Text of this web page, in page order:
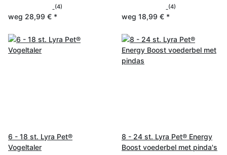
(4)
weg 28,99 € *
(4)
weg 18,99 € *
6 - 18 st. Lyra Pet®
Vogeltaler
8 - 24 st. Lyra Pet® Energy
Boost voederbel met pinda's